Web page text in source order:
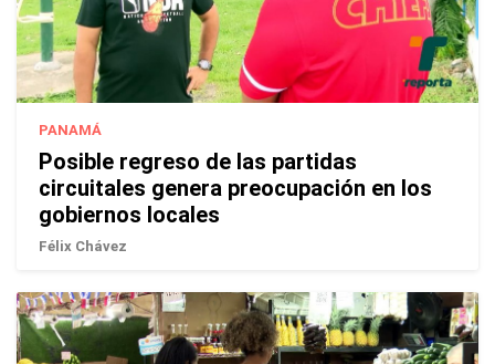
PANAMÁ
Posible regreso de las partidas
circuitales genera preocupación en los
gobiernos locales
Félix Chávez